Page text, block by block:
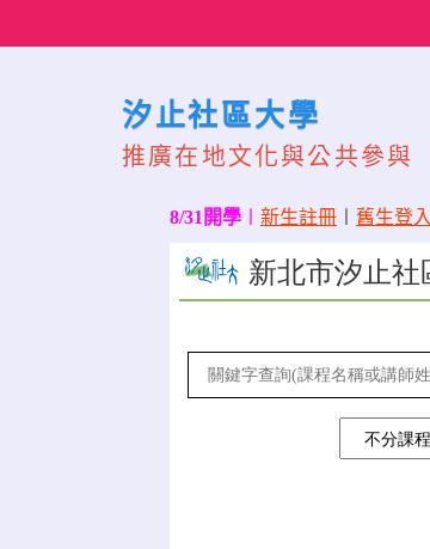
汐止社區大學
推廣在地文化與公共參與
8/31開學 新生註冊 舊生登入